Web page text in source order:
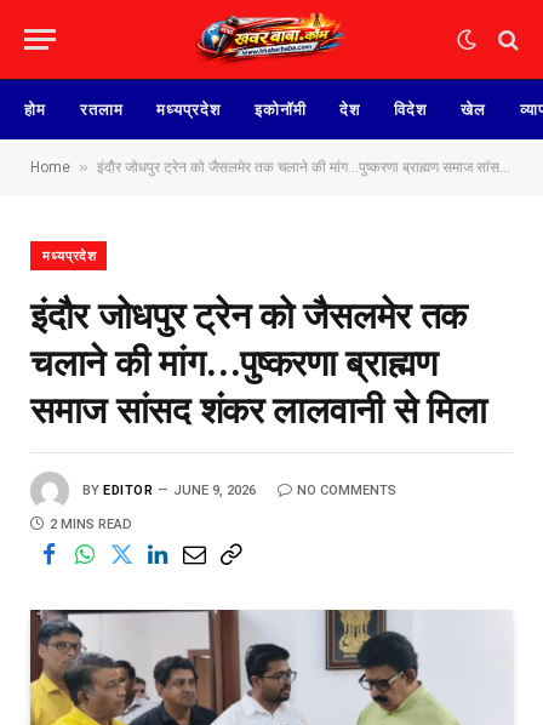
होम रतलाम मध्यप्रदेश इकोनॉमी देश विदेश खेल
Home » इंदौर जोधपुर ट्रेन को जैसलमेर तक चलाने की मांग…पुष्करणा ब्राह्मण समाज सांसद शंकर लालवानी से मिला
मध्यप्रदेश
इंदौर जोधपुर ट्रेन को जैसलमेर तक
चलाने की मांग…पुष्करणा ब्राह्मण
समाज सांसद शंकर लालवानी से मिला
BY EDITOR JUNE 9, 2026 NO COMMENTS
2 MINS READ